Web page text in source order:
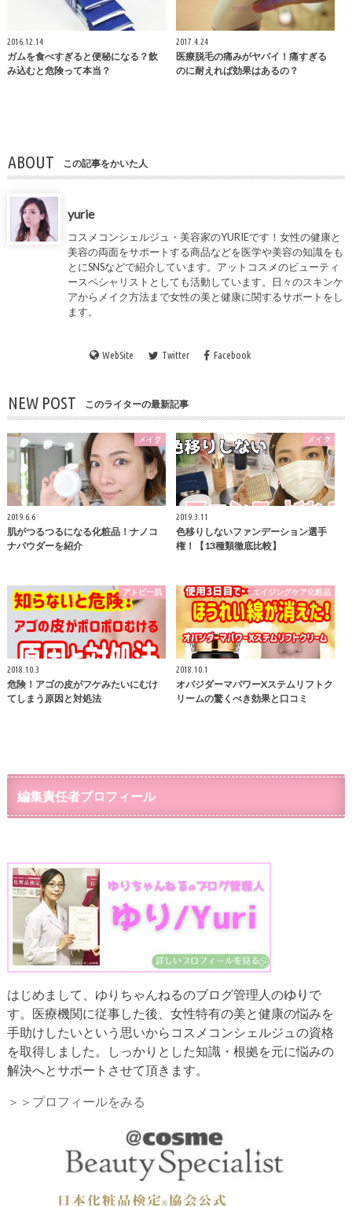
2016.12.14
ガムを食べすぎると便秘になる？飲
み込むと危険って本当？
2017.4.24
医療脱毛の痛みがヤバイ！痛すぎる
のに耐えれば効果はあるの？
ABOUT この記事をかいた人
yurie
コスメコンシェルジュ・美容家のYURIEです！女性の健康と
美容の両面をサポートする商品などを医学や美容の知識をも
とにSNSなどで紹介しています。アットコスメのビューティ
ースペシャリストとしても活動しています。日々のスキンケ
アからメイク方法まで女性の美と健康に関するサポートをし
ます。
WebSite Twitter Facebook
NEW POST このライターの最新記事
メイク
2019.6.6
肌がつるつるになる化粧品！ナノコ
ナパウダーを紹介
メイク
2019.3.11
色移りしないファンデーション選手
権！【13種類徹底比較】
アトピー肌
2018.10.3
危険！アゴの皮がフケみたいにむけ
てしまう原因と対処法
エイジングケア化粧品
2018.10.1
オバジダーマパワーXステムリフトク
リームの驚くべき効果と口コミ
編集責任者プロフィール
はじめまして、ゆりちゃんねるのブログ管理人のゆり で
す。医療機関に従事した後、女性特有の美と健康の悩みを
手助けしたいという思いからコスメコンシェルジュの資格
を取得しました。しっかりとした知識・根拠を元に悩みの
解決へとサポートさせて頂きます。
＞＞プロフィールをみる